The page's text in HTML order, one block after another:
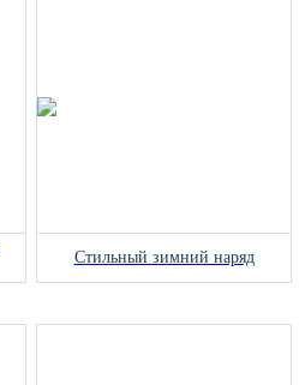
Стильный зимний наряд